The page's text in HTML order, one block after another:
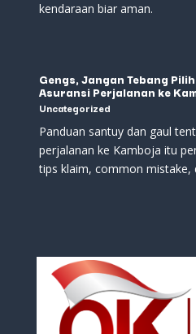
kendaraan biar aman.
Gengs, Jangan Tebang
Asuransi Perjalanan ke
Uncategorized
Panduan santuy dan gaul
perjalanan ke Kamboja itu
tips klaim, common mistake,